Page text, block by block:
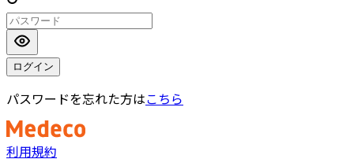
ログイン
パスワードを忘れた方はこちら
利用規約